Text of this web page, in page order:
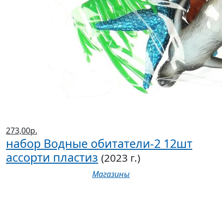
273,00р.
набор Водные обитатели-2 12шт
ассорти пластиз (2023 г.)
Магазины